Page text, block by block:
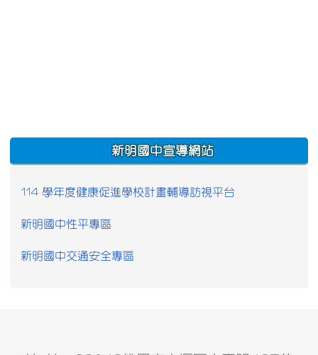
:::
新明國中宣導網站
114 學年度健康促進學校計畫輔導訪視平台
新明國中性平專區
新明國中交通安全專區